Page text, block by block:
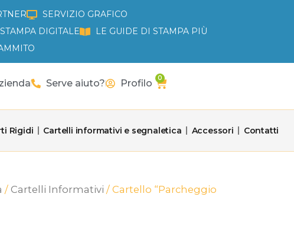
SERVIZIO GRAFICO
DIGITALE
LE GUIDE DI STAMPA PIÙ
Serve aiuto? Profilo 0
Carrello
Rigidi Cartelli informativi e segnaletica Accessori Contatti
/ Cartelli Informativi / Cartello “Parcheggio